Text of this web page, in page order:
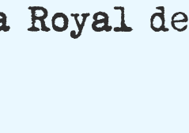
Royal de